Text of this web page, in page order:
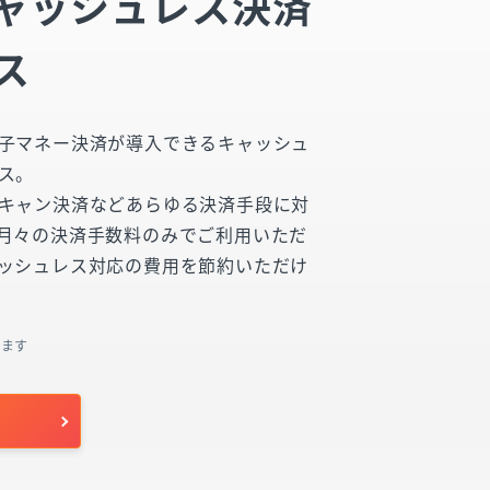
マネー決済が導入できるキャッシュ
。
ャン決済などあらゆる決済手段に対
々の決済手数料のみでご利用いただ
シュレス対応の費用を節約いただけ
す